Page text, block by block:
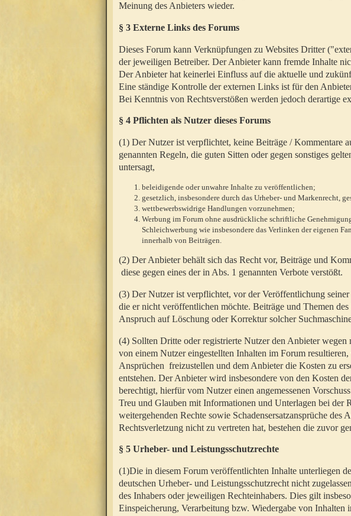
Meinung des Anbieters wieder.
§ 3 Externe Links des Forums
Dieses Forum kann Verknüpfungen zu Websites Dritter
der jeweiligen Betreiber. Der Anbieter kann fremde Inhalte
Der Anbieter hat keinerlei Einfluss auf die aktuelle und
Eine ständige Kontrolle der externen Links ist für den
Bei Kenntnis von Rechtsverstößen werden jedoch derartige
§ 4 Pflichten als Nutzer dieses Forums
(1) Der Nutzer ist verpflichtet, keine Beiträge / Kommentare
genannten Regeln, die guten Sitten oder gegen sonstiges
untersagt,
beleidigende oder unwahre Inhalte zu veröffentlichen;
gesetzlich, insbesondere durch das Urheber- und Markenrecht,
wettbewerbswidrige Handlungen vorzunehmen;
Werbung im Forum ohne ausdrückliche schriftliche
Schleichwerbung wie insbesondere das Verlinken der eigenen
innerhalb von Beiträgen.
(2) Der Anbieter behält sich das Recht vor, Beiträge und
diese gegen eines der in Abs. 1 genannten Verbote verstößt.
(3) Der Nutzer ist verpflichtet, vor der Veröffentlichung
die er nicht veröffentlichen möchte. Beiträge und Themen
Anspruch auf Löschung oder Korrektur solcher
(4) Sollten Dritte oder registrierte Nutzer den Anbieter
von einem Nutzer eingestellten Inhalten im Forum
Ansprüchen freizustellen und dem Anbieter die Kosten zu
entstehen. Der Anbieter wird insbesondere von den Kosten
berechtigt, hierfür vom Nutzer einen angemessenen
Treu und Glauben mit Informationen und Unterlagen bei der
weitergehenden Rechte sowie Schadensersatzansprüche
Rechtsverletzung nicht zu vertreten hat, bestehen die zuvor
§ 5 Urheber- und Leistungsschutzrechte
(1)Die in diesem Forum veröffentlichten Inhalte unterliegen
deutschen Urheber- und Leistungsschutzrecht nicht
des Inhabers oder jeweiligen Rechteinhabers. Dies gilt
Einspeicherung, Verarbeitung bzw. Wiedergabe von